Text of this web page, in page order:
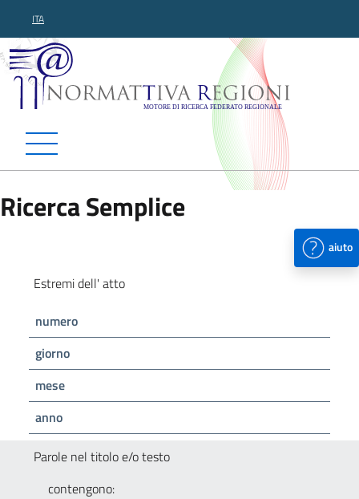
ITA
Normattiva Regioni -
Ricerca Semplice
aiuto
Estremi dell' atto
numero
giorno
mese
anno
Parole nel titolo e/o testo
contengono: